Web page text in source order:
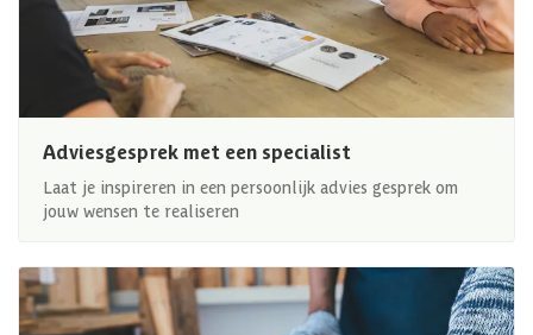
Adviesgesprek met een specialist
Laat je inspireren in een persoonlijk advies gesprek om
jouw wensen te realiseren